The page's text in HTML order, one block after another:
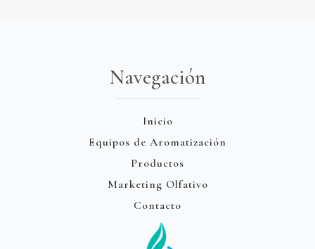
Navegación
Inicio
Equipos de Aromatización
Productos
Marketing Olfativo
Contacto